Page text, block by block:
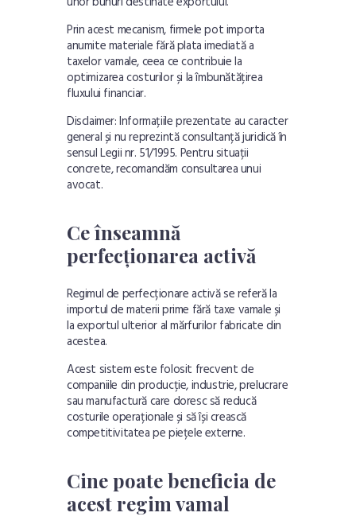
Prin acest mecanism, firmele pot importa
anumite materiale fără plata imediată a
taxelor vamale, ceea ce contribuie la
optimizarea costurilor și la îmbunătățirea
fluxului financiar.
Disclaimer: Informațiile prezentate au caracter
general și nu reprezintă consultanță juridică în
sensul Legii nr. 51/1995. Pentru situații
concrete, recomandăm consultarea unui
avocat.
Ce înseamnă
perfecționarea activă
Regimul de perfecționare activă se referă la
importul de materii prime fără taxe vamale și
la exportul ulterior al mărfurilor fabricate din
acestea.
Acest sistem este folosit frecvent de
companiile din producție, industrie, prelucrare
sau manufactură care doresc să reducă
costurile operaționale și să își crească
competitivitatea pe piețele externe.
Cine poate beneficia de
acest regim vamal